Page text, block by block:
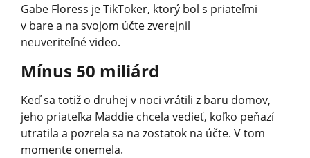
Gabe Floress je TikToker, ktorý bol s priateľmi
v bare a na svojom účte zverejnil
neuveriteľné video.
Mínus 50 miliárd
Keď sa totiž o druhej v noci vrátili z baru domov,
jeho priateľka Maddie chcela vedieť, koľko peňazí
utratila a pozrela sa na zostatok na účte. V tom
momente onemela.